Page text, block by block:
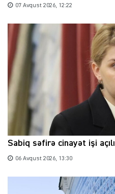
07 Avqust 2026, 12:22
Sabiq səfirə cinayət işi
06 Avqust 2026, 13:30